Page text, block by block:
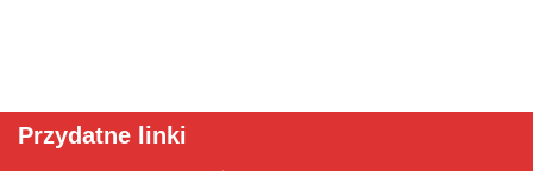
Przydatne linki